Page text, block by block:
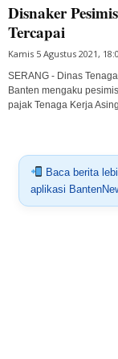
Disnaker
Tercapai
Kamis 5 Agustus 2021,
SERANG - Dinas
Banten mengaku
pajak Tenaga Kerja
Baca berita
aplikasi